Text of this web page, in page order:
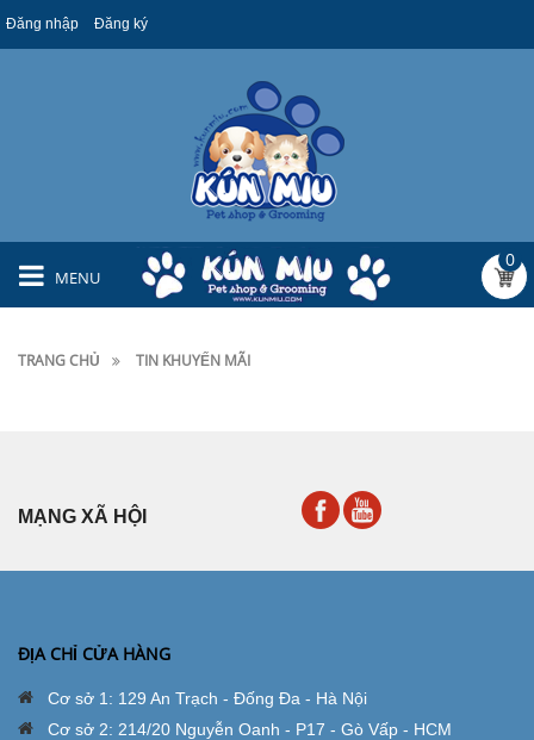
Đăng nhập Đăng ký
MENU
0
TRANG CHỦ TIN KHUYẾN MÃI
MẠNG XÃ HỘI
ĐỊA CHỈ CỬA HÀNG
Cơ sở 1: 129 An Trạch - Đống Đa - Hà Nội
Cơ sở 2: 214/20 Nguyễn Oanh - P17 - Gò Vấp - HCM